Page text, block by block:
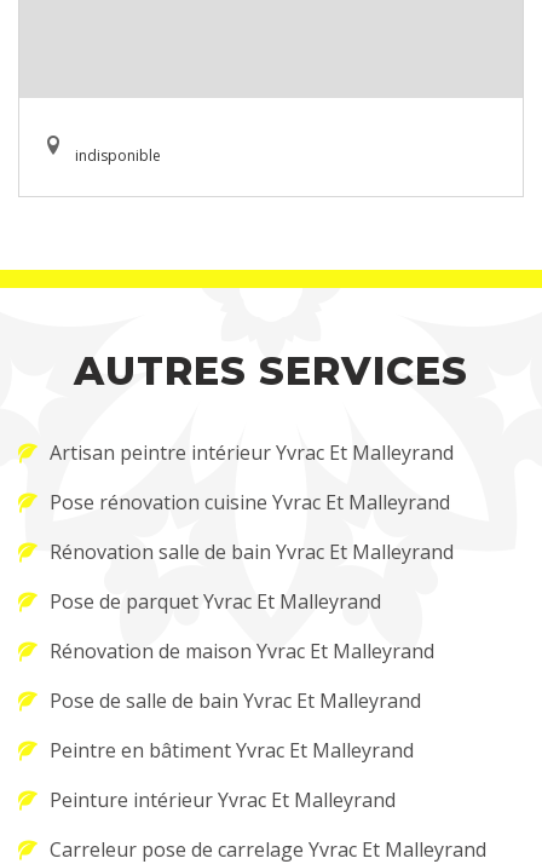
indisponible
AUTRES SERVICES
Artisan peintre intérieur Yvrac Et Malleyrand
Pose rénovation cuisine Yvrac Et Malleyrand
Rénovation salle de bain Yvrac Et Malleyrand
Pose de parquet Yvrac Et Malleyrand
Rénovation de maison Yvrac Et Malleyrand
Pose de salle de bain Yvrac Et Malleyrand
Peintre en bâtiment Yvrac Et Malleyrand
Peinture intérieur Yvrac Et Malleyrand
Carreleur pose de carrelage Yvrac Et Malleyrand